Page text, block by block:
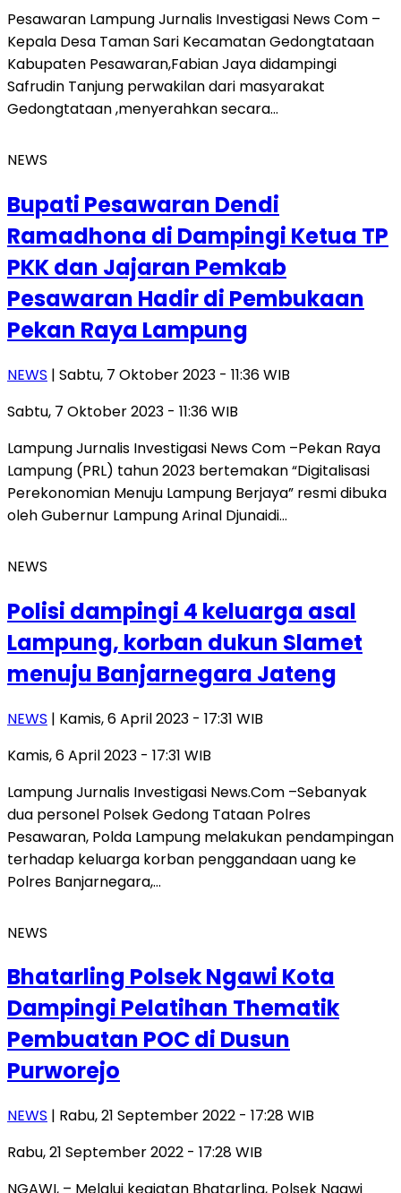
Pesawaran Lampung Jurnalis Investigasi News Com –
Kepala Desa Taman Sari Kecamatan Gedongtataan
Kabupaten Pesawaran,Fabian Jaya didampingi
Safrudin Tanjung perwakilan dari masyarakat
Gedongtataan ,menyerahkan secara…
NEWS
Bupati Pesawaran Dendi
Ramadhona di Dampingi Ketua TP
PKK dan Jajaran Pemkab
Pesawaran Hadir di Pembukaan
Pekan Raya Lampung
NEWS | Sabtu, 7 Oktober 2023 - 11:36 WIB
Sabtu, 7 Oktober 2023 - 11:36 WIB
Lampung Jurnalis Investigasi News Com –Pekan Raya
Lampung (PRL) tahun 2023 bertemakan “Digitalisasi
Perekonomian Menuju Lampung Berjaya” resmi dibuka
oleh Gubernur Lampung Arinal Djunaidi…
NEWS
Polisi dampingi 4 keluarga asal
Lampung, korban dukun Slamet
menuju Banjarnegara Jateng
NEWS | Kamis, 6 April 2023 - 17:31 WIB
Kamis, 6 April 2023 - 17:31 WIB
Lampung Jurnalis Investigasi News.Com –Sebanyak
dua personel Polsek Gedong Tataan Polres
Pesawaran, Polda Lampung melakukan pendampingan
terhadap keluarga korban penggandaan uang ke
Polres Banjarnegara,…
NEWS
Bhatarling Polsek Ngawi Kota
Dampingi Pelatihan Thematik
Pembuatan POC di Dusun
Purworejo
NEWS | Rabu, 21 September 2022 - 17:28 WIB
Rabu, 21 September 2022 - 17:28 WIB